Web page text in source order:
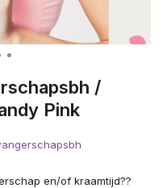
/
Pink
en/of kraamtijd??